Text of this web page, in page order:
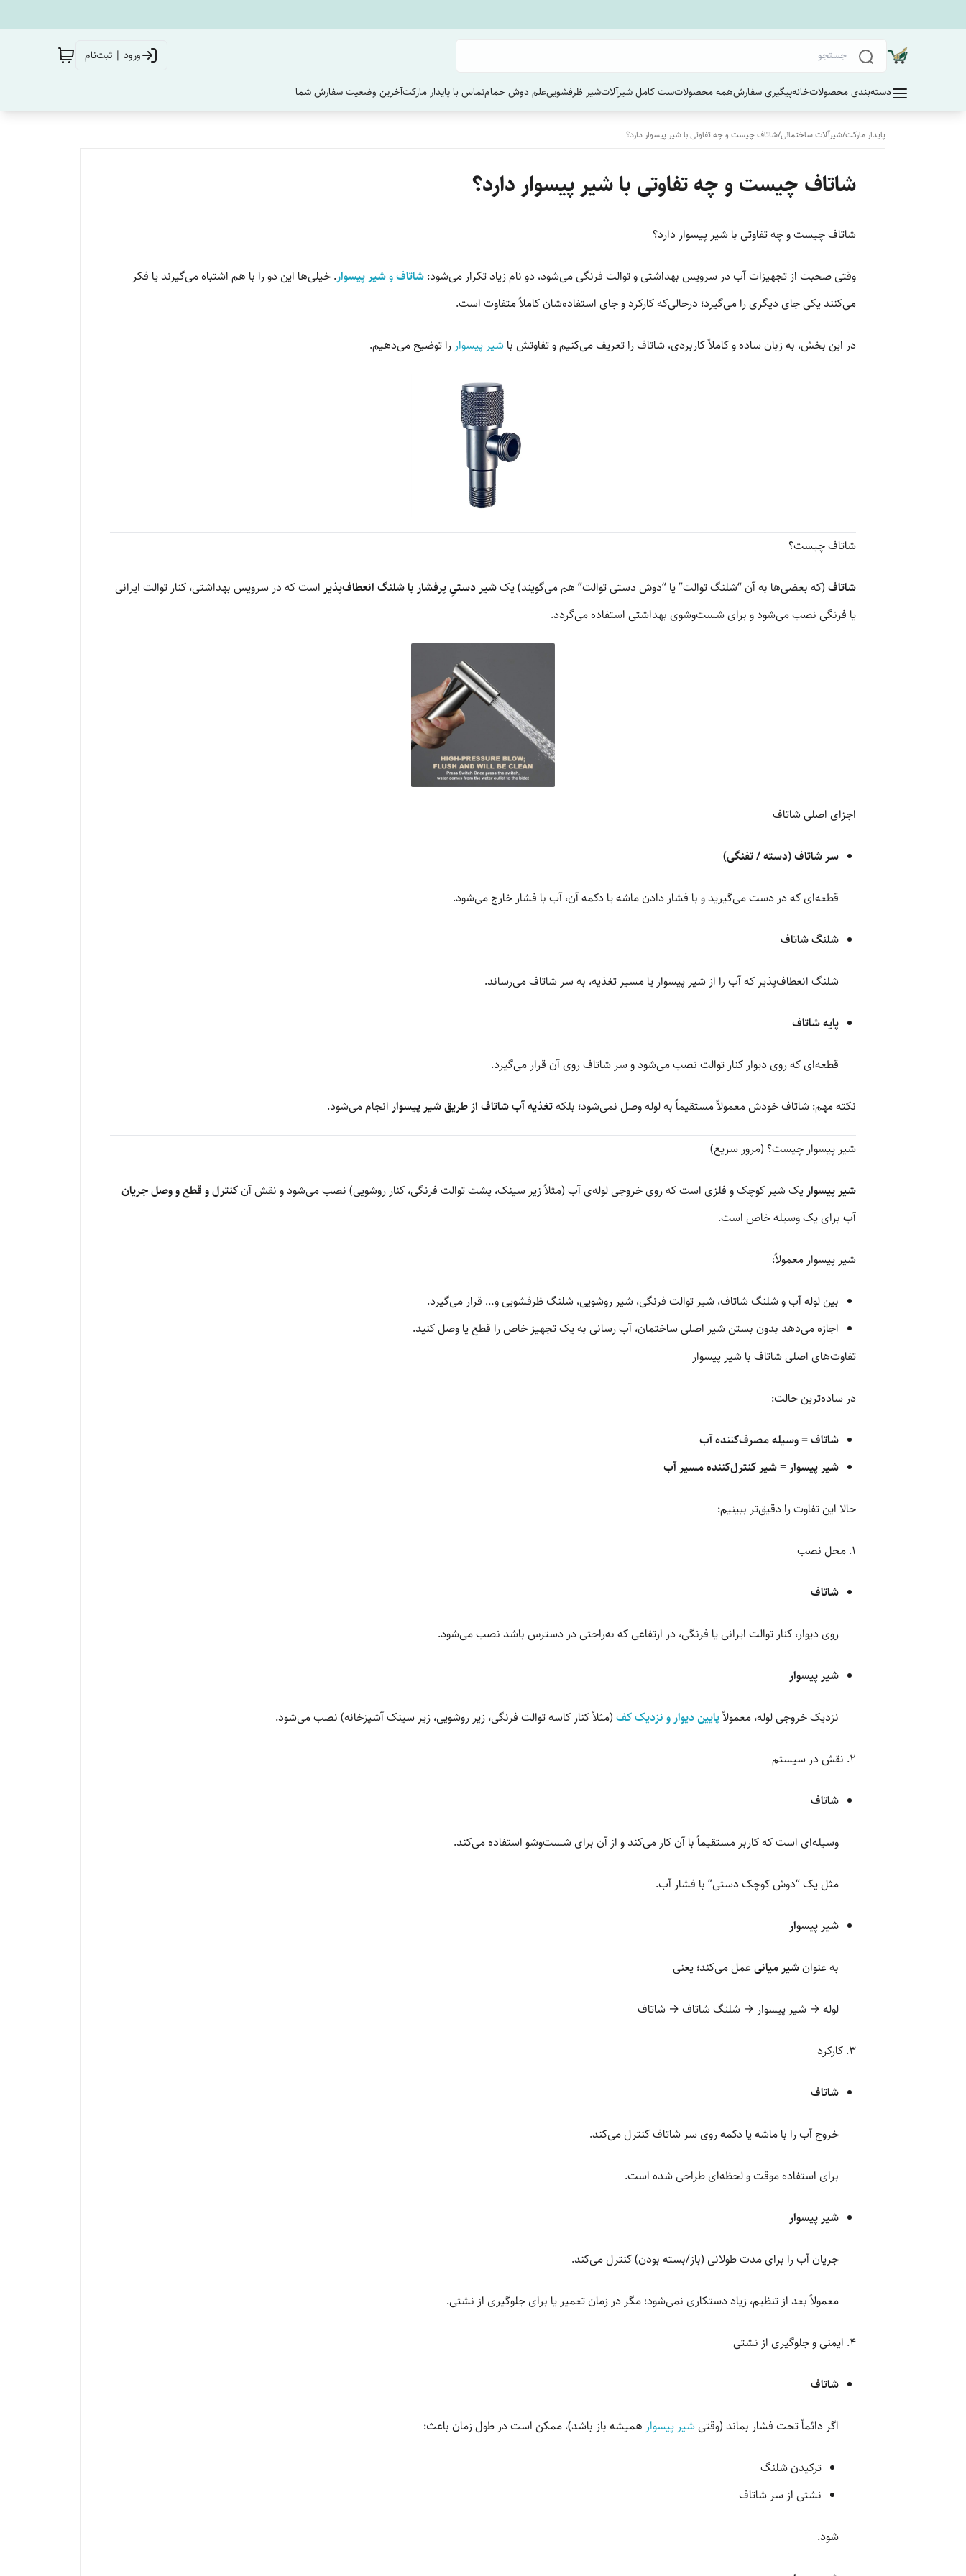
ورود | ثبت‌نام
دسته‌بندی محصولاتخانهپیگیری سفارشهمه محصولاتست کامل شیرآلاتشیر ظرفشوییعلم دوش حمامتماس با پایدار مارکتآخرین وضعیت سفارش‌ شما
پایدار مارکت/شیرآلات ساختمانی/شاتاف چیست و چه تفاوتی با شیر پیسوار دارد؟
شاتاف چیست و چه تفاوتی با شیر پیسوار دارد؟
شاتاف چیست و چه تفاوتی با شیر پیسوار دارد؟
وقتی صحبت از تجهیزات آب در سرویس بهداشتی و توالت فرنگی می‌شود، دو نام زیاد تکرار می‌شود: شاتافوشیر پیسوار. خیلی‌ها این دو را با هم اشتباه می‌گیرند یا فکر
می‌کنند یکی جای دیگری را می‌گیرد؛ درحالی‌که کارکرد و جای استفاده‌شان کاملاً متفاوت است.
در این بخش، به زبان ساده و کاملاً کاربردی، شاتاف را تعریف می‌کنیم و تفاوتش با شیر پیسوار را توضیح می‌دهیم.
شاتاف چیست؟
شاتاف (که بعضی‌ها به آن “شلنگ توالت” یا “دوش دستی توالت” هم می‌گویند) یکشیر دستیِ پرفشار با شلنگ انعطاف‌پذیر است که در سرویس بهداشتی، کنار توالت ایرانی
یا فرنگی نصب می‌شود و برای شست‌وشوی بهداشتی استفاده می‌گردد.
اجزای اصلی شاتاف
سر شاتاف (دسته / تفنگی)
قطعه‌ای که در دست می‌گیرید و با فشار دادن ماشه یا دکمه آن، آب با فشار خارج می‌شود.
شلنگ شاتاف
شلنگ انعطاف‌پذیر که آب را از شیر پیسوار یا مسیر تغذیه، به سر شاتاف می‌رساند.
پایه شاتاف
قطعه‌ای که روی دیوار کنار توالت نصب می‌شود و سر شاتاف روی آن قرار می‌گیرد.
نکته مهم: شاتاف خودش معمولاً مستقیماً به لوله وصل نمی‌شود؛ بلکهتغذیه آب شاتاف از طریق شیر پیسوار انجام می‌شود.
شیر پیسوار چیست؟ (مرور سریع)
شیر پیسواریک شیر کوچک و فلزی است که روی خروجی لوله‌ی آب (مثلاً زیر سینک، پشت توالت فرنگی، کنار روشویی) نصب می‌شود و نقش آنکنترل و قطع و وصل جریان
آب برای یک وسیله خاص است.
شیر پیسوار معمولاً:
بین لوله آب و شلنگ شاتاف، شیر توالت فرنگی، شیر روشویی، شلنگ ظرفشویی و… قرار می‌گیرد.
اجازه می‌دهد بدون بستن شیر اصلی ساختمان، آب رسانی به یک تجهیز خاص را قطع یا وصل کنید.
تفاوت‌های اصلی شاتاف با شیر پیسوار
در ساده‌ترین حالت:
شاتاف = وسیله مصرف‌کننده آب
شیر پیسوار = شیر کنترل‌کننده مسیر آب
حالا این تفاوت را دقیق‌تر ببینیم:
1. محل نصب
شاتاف
روی دیوار، کنار توالت ایرانی یا فرنگی، در ارتفاعی که به‌راحتی در دسترس باشد نصب می‌شود.
شیر پیسوار
نزدیک خروجی لوله، معمولاًپایین دیوار و نزدیک کف (مثلاً کنار کاسه توالت فرنگی، زیر روشویی، زیر سینک آشپزخانه) نصب می‌شود.
2. نقش در سیستم
شاتاف
وسیله‌ای است که کاربر مستقیماً با آن کار می‌کند و از آن برای شست‌وشو استفاده می‌کند.
مثل یک “دوش کوچک دستی” با فشار آب.
شیر پیسوار
به عنوانشیر میانی عمل می‌کند؛ یعنی
لوله → شیر پیسوار → شلنگ شاتاف → شاتاف
3. کارکرد
شاتاف
خروج آب را با ماشه یا دکمه روی سر شاتاف کنترل می‌کند.
برای استفاده موقت و لحظه‌ای طراحی شده است.
شیر پیسوار
جریان آب را برای مدت طولانی (باز/بسته بودن) کنترل می‌کند.
معمولاً بعد از تنظیم، زیاد دستکاری نمی‌شود؛ مگر در زمان تعمیر یا برای جلوگیری از نشتی.
4. ایمنی و جلوگیری از نشتی
شاتاف
اگر دائماً تحت فشار بماند (وقتیشیر پیسوار همیشه باز باشد)، ممکن است در طول زمان باعث:
ترکیدن شلنگ
نشتی از سر شاتاف
شود.